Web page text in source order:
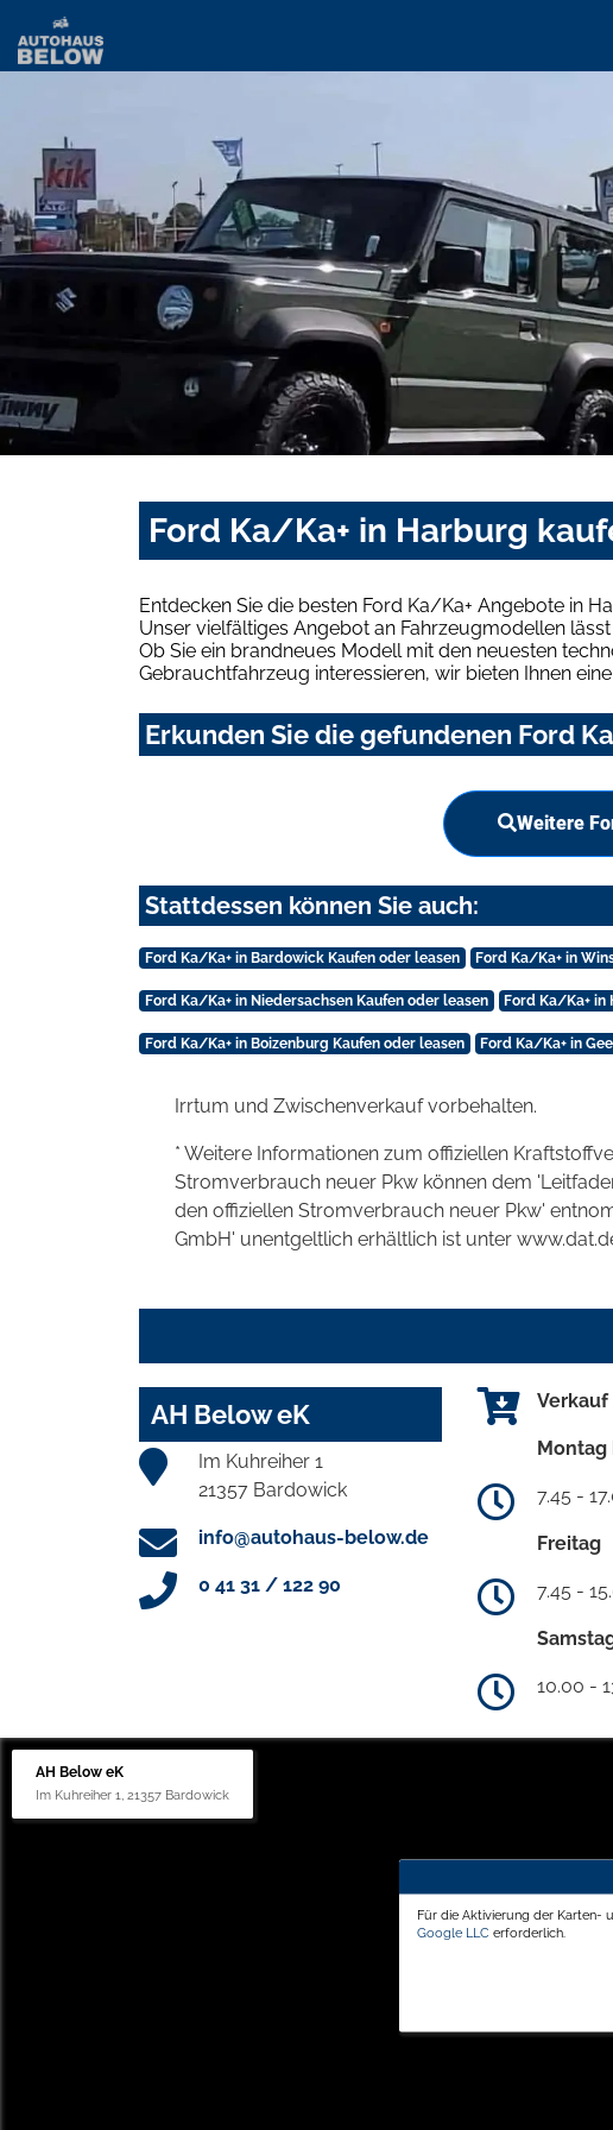
Ford Ka/Ka+ in Harburg
Entdecken Sie die besten Ford Ka/Ka+ Angebote in
Unser vielfältiges Angebot an Fahrzeugmodellen
Ob Sie ein brandneues Modell mit den neuesten
Gebrauchtfahrzeug interessieren, wir bieten Ihnen
Erkunden Sie die gefundenen Ford
Weitere
Stattdessen können Sie auch:
Ford Ka/Ka+ in Bardowick Kaufen oder leasen Ford Ka/Ka+ in
Ford Ka/Ka+ in Niedersachsen Kaufen oder leasen Ford Ka/Ka+ in
Ford Ka/Ka+ in Boizenburg Kaufen oder leasen Ford Ka/Ka+ in
Irrtum und Zwischenverkauf vorbehalten.
* Weitere Informationen zum offiziellen
Stromverbrauch neuer Pkw können dem
den offiziellen Stromverbrauch neuer Pkw'
GmbH' unentgeltlich erhältlich ist unter
AH Below eK
Im Kuhreiher 1
21357 Bardowick
info@autohaus-below.de
0 41 31 / 122 90
Verkauf
Montag
7.45 -
Freitag
7.45 -
10.00 -
AH Below eK
Im Kuhreiher 1, 21357 Bardowick
Für die Aktivierung der Karten-
Google LLC erforderlich.